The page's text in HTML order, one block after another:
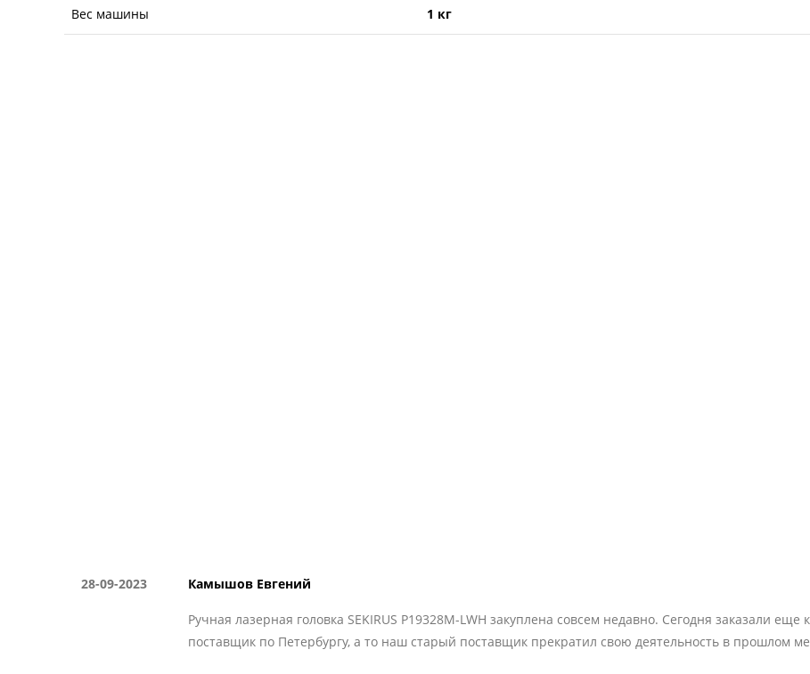
Вес машины 1 кг
28-09-2023 Камышов Евгений
Ручная лазерная головка SEKIRUS P19328M-LWH закуплена совсем недавно. Сегодня заказали
поставщик по Петербургу, а то наш старый поставщик прекратил свою деятельность в прошлом